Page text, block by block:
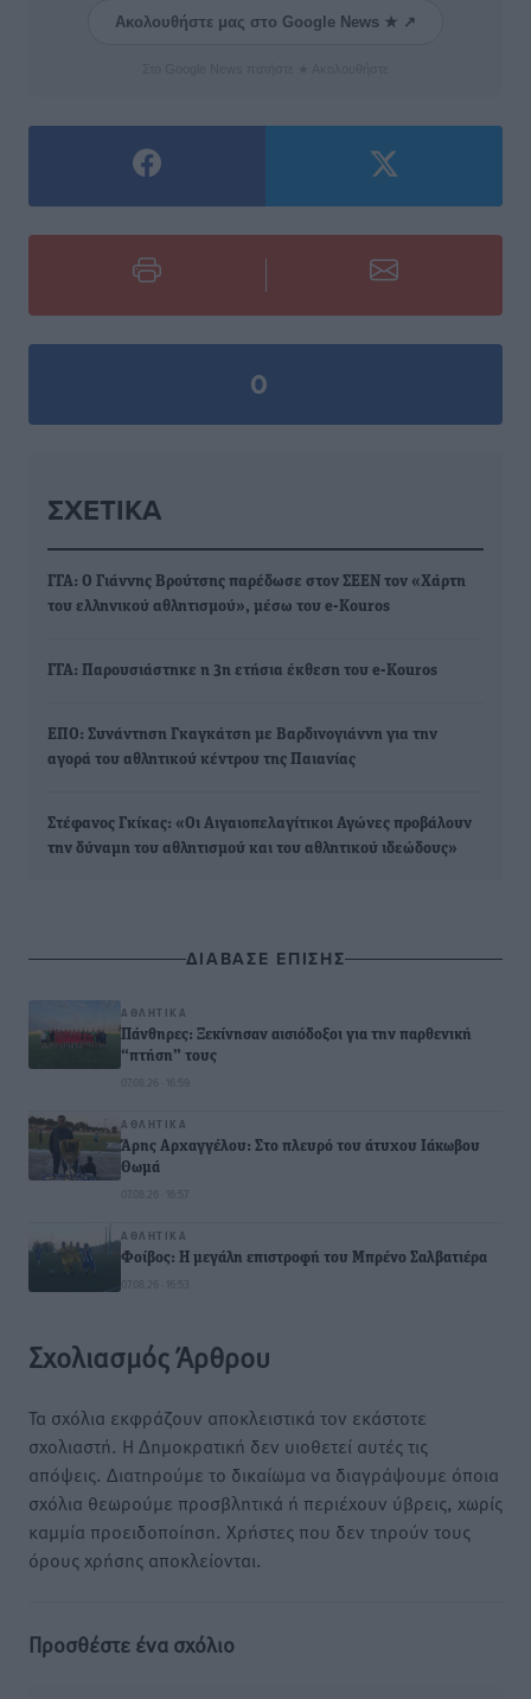
Ακολουθήστε μας στο Google News ★ ↗
0
ΣΧΕΤΙΚΆ
ΓΓΑ: Ο Γιάννης Βρούτσης παρέδωσε στον ΣΕΕΝ τον «Χάρτη
του ελληνικού αθλητισμού», μέσω του e-Kouros
ΓΓΑ: Παρουσιάστηκε η 3η ετήσια έκθεση του e-Kouros
ΕΠΟ: Συνάντηση Γκαγκάτση με Βαρδινογιάννη για την
αγορά του αθλητικού κέντρου της Παιανίας
Στέφανος Γκίκας: «Οι Αιγαιοπελαγίτικοι Αγώνες προβάλουν
την δύναμη του αθλητισμού και του αθλητικού ιδεώδους»
ΔΙΑΒΑΣΕ ΕΠΙΣΗΣ
ΑΘΛΗΤΙΚΆ
Πάνθηρες: Ξεκίνησαν αισιόδοξοι για την παρθενική
“πτήση” τους
07.08.26 · 16:59
ΑΘΛΗΤΙΚΆ
Άρης Αρχαγγέλου: Στο πλευρό του άτυχου Ιάκωβου
Θωμά
07.08.26 · 16:57
ΑΘΛΗΤΙΚΆ
Φοίβος: Η μεγάλη επιστροφή του Μπρένο Σαλβατιέρα
07.08.26 · 16:53
Σχολιασμός Άρθρου
Τα σχόλια εκφράζουν αποκλειστικά τον εκάστοτε
σχολιαστή. Η Δημοκρατική δεν υιοθετεί αυτές τις
απόψεις. Διατηρούμε το δικαίωμα να διαγράψουμε όποια
σχόλια θεωρούμε προσβλητικά ή περιέχουν ύβρεις, χωρίς
καμμία προειδοποίηση. Χρήστες που δεν τηρούν τους
όρους χρήσης αποκλείονται.
Προσθέστε ένα σχόλιο